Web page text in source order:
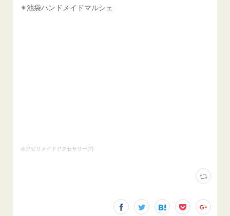
✴︎池袋ハンドメイドマルシェ
ホアピリメイドアクセサリー(7)